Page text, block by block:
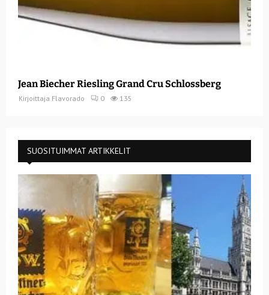
Jean Biecher Riesling Grand Cru Schlossberg
Kirjoittaja Flavorado 0 135
SUOSITUIMMAT ARTIKKELIT